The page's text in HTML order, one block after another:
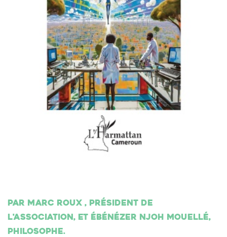
Par Marc Roux , président de
l'association, et Ébénézer Njoh Mouellé,
philosophe.